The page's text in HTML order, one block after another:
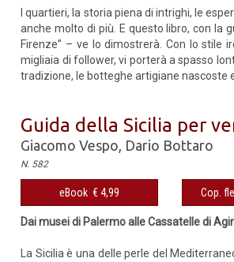
I quartieri, la storia piena di intrighi, le
anche molto di più. E questo libro, con la
Firenze” – ve lo dimostrerà. Con lo stile
migliaia di follower, vi porterà a spasso
tradizione, le botteghe artigiane nascoste
Guida della Sicilia per
Giacomo Vespo, Dario Bottaro
N. 582
eBook € 4,99 Cop.
Dai musei di Palermo alle Cassatelle di
La Sicilia è una delle perle del